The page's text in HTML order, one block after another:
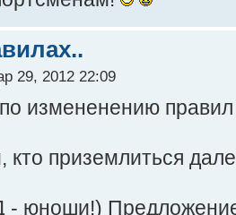
29, 2012 22:09
измененению правил
кто приземлиться
- юноши!)